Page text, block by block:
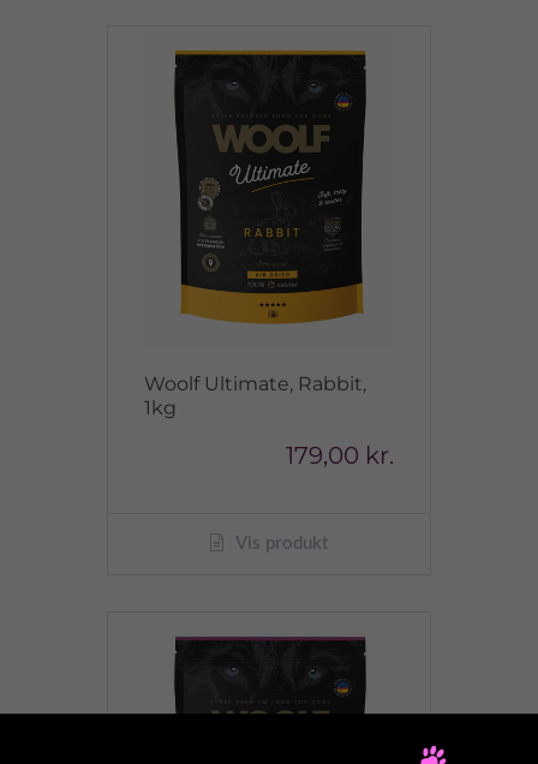
Woolf Ultimate, Rabbit,
1kg
179,00 kr.
Vis produkt